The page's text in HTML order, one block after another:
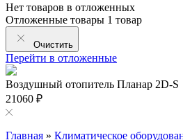
Нет товаров в отложенных
Отложенные товары 1 товар
Очистить
Перейти в отложенные
Воздушный отопитель Планар 2D-S
21060 ₽
Главная » Климатическое